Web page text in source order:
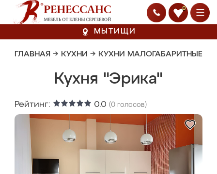
0
МЫТИЩИ
ГЛАВНАЯ → КУХНИ → КУХНИ МАЛОГАБАРИТНЫЕ
Кухня "Эрика"
Рейтинг: 0.0 (0 голосов)